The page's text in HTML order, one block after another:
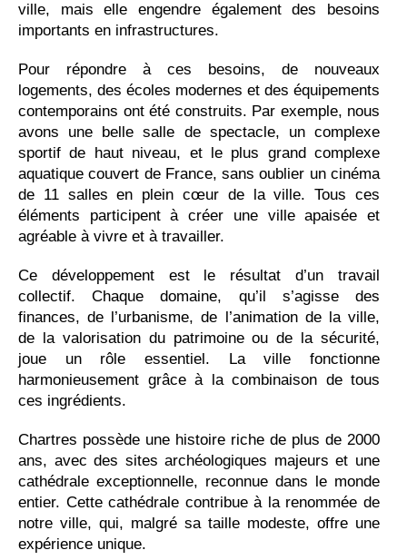
ville, mais elle engendre également des besoins
importants en infrastructures.
Pour répondre à ces besoins, de nouveaux
logements, des écoles modernes et des équipements
contemporains ont été construits. Par exemple, nous
avons une belle salle de spectacle, un complexe
sportif de haut niveau, et le plus grand complexe
aquatique couvert de France, sans oublier un cinéma
de 11 salles en plein cœur de la ville. Tous ces
éléments participent à créer une ville apaisée et
agréable à vivre et à travailler.
Ce développement est le résultat d’un travail
collectif. Chaque domaine, qu’il s’agisse des
finances, de l’urbanisme, de l’animation de la ville,
de la valorisation du patrimoine ou de la sécurité,
joue un rôle essentiel. La ville fonctionne
harmonieusement grâce à la combinaison de tous
ces ingrédients.
Chartres possède une histoire riche de plus de 2000
ans, avec des sites archéologiques majeurs et une
cathédrale exceptionnelle, reconnue dans le monde
entier. Cette cathédrale contribue à la renommée de
notre ville, qui, malgré sa taille modeste, offre une
expérience unique.